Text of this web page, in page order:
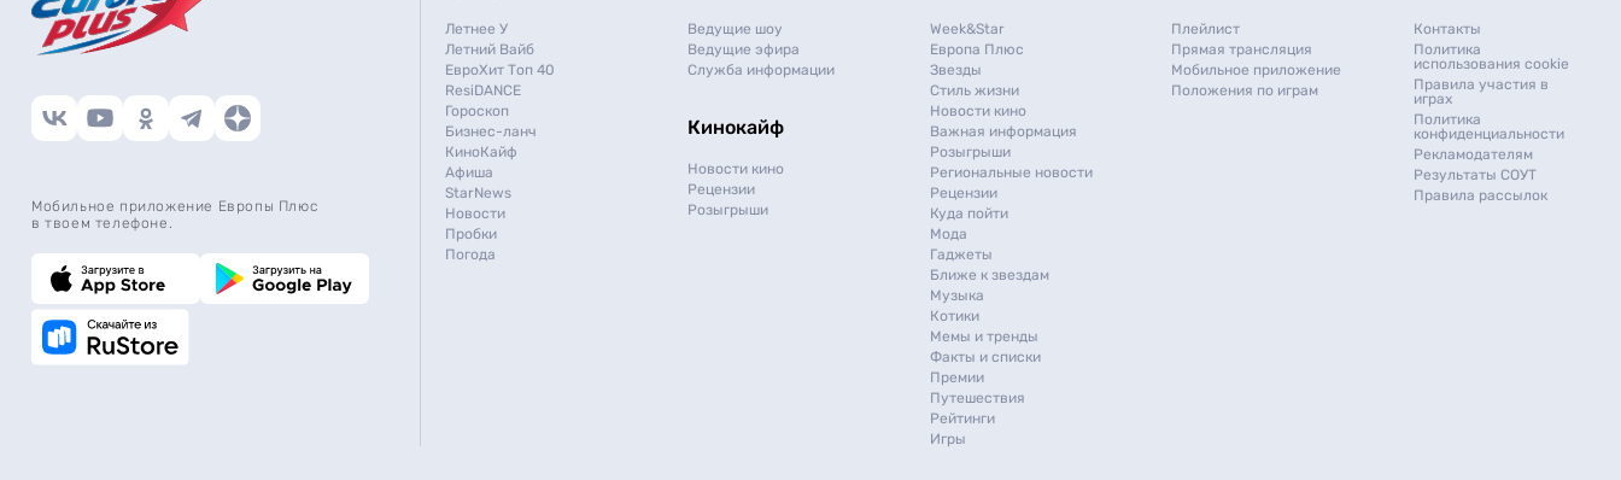
Мобильное приложение Европы Плюс
в твоем телефоне.
Летнее У
Летний Вайб
ЕвроХит Топ 40
ResiDANCE
Гороскоп
Бизнес-ланч
КиноКайф
Афиша
StarNews
Новости
Пробки
Погода
Ведущие шоу
Ведущие эфира
Служба информации
Кинокайф
Новости кино
Рецензии
Розыгрыши
Week&Star
Европа Плюс
Звезды
Стиль жизни
Новости кино
Важная информация
Розыгрыши
Региональные новости
Рецензии
Куда пойти
Мода
Гаджеты
Ближе к звездам
Музыка
Котики
Мемы и тренды
Факты и списки
Премии
Путешествия
Рейтинги
Игры
Плейлист
Прямая трансляция
Мобильное приложение
Положения по играм
Контакты
Политика
использования cookie
Правила участия в
играх
Политика
конфиденциальности
Рекламодателям
Результаты СОУТ
Правила рассылок